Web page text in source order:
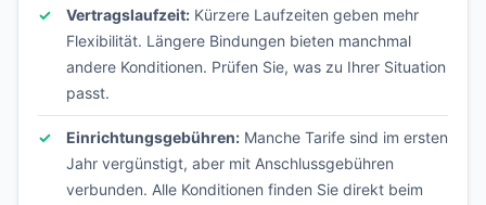
Vertragslaufzeit: Kürzere Laufzeiten geben mehr
Flexibilität. Längere Bindungen bieten manchmal
andere Konditionen. Prüfen Sie, was zu Ihrer Situation
passt.
Einrichtungsgebühren: Manche Tarife sind im ersten
Jahr vergünstigt, aber mit Anschlussgebühren
verbunden. Alle Konditionen finden Sie direkt beim